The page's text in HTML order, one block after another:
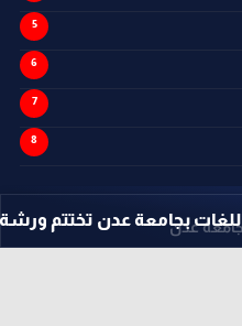
عدن تختتم ورشة تطوير
عدن